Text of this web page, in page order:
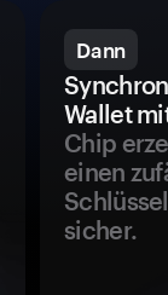
Dann
Wallet
Chip
einen
sicher.